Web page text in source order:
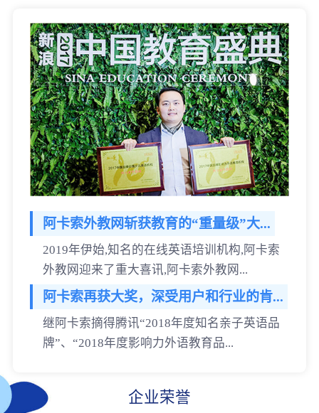
阿卡索外教网斩获教育的“重量级”大...
2019年伊始,知名的在线英语培训机构,阿卡索
外教网迎来了重大喜讯,阿卡索外教网...
阿卡索再获大奖，深受用户和行业的肯...
继阿卡索摘得腾讯“2018年度知名亲子英语品
牌”、“2018年度影响力外语教育品...
企业荣誉